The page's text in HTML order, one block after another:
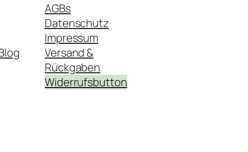
AGBs
Datenschutz
Impressum
Versand &
Rückgaben
Widerrufsbutton